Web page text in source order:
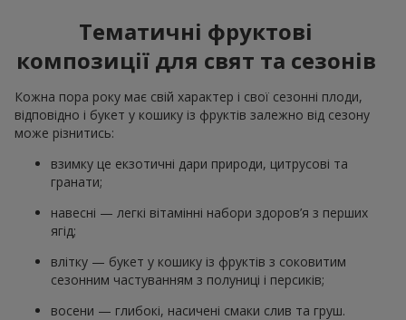
Тематичні фруктові
композиції для свят та сезонів
Кожна пора року має свій характер і свої сезонні плоди,
відповідно і букет у кошику із фруктів залежно від сезону
може різнитись:
взимку це екзотичні дари природи, цитрусові та
гранати;
навесні — легкі вітамінні набори здоров’я з перших
ягід;
влітку — букет у кошику із фруктів з соковитим
сезонним частуванням з полуниці і персиків;
восени — глибокі, насичені смаки слив та груш.